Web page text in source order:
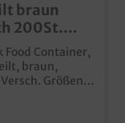
braun
200St.
Food Container,
braun,
Größen:
Außerhausbox